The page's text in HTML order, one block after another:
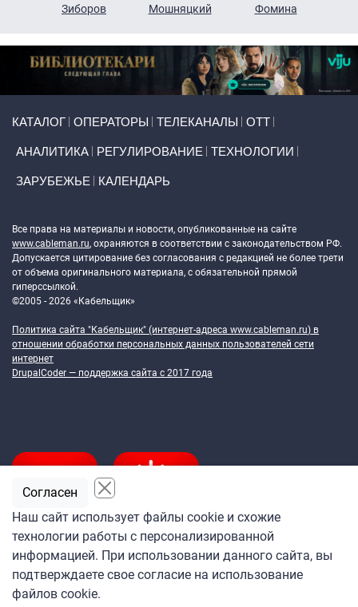
Зиборов
Мошняцкий
Фомина
КАТАЛОГ ОПЕРАТОРЫ ТЕЛЕКАНАЛЫ ОТТ
АНАЛИТИКА РЕГУЛИРОВАНИЕ ТЕХНОЛОГИИ
ЗАРУБЕЖЬЕ КАЛЕНДАРЬ
Все права на материалы и новости, опубликованные на сайте
www.cableman.ru, охраняются в соответствии с законодательством РФ.
Допускается цитирование без согласования с редакцией не более трети
от объема оригинального материала, с обязательной прямой
гиперссылкой.
©2005 - 2026 «Кабельщик»
Политика сайта "Кабельщик" (интернет-адреса www.cableman.ru) в
отношении обработки персональных данных пользователей сети
интернет
DrupalCoder — поддержка сайта c 2017 года
Подпишитесь
на ежедневную рассылку
«Кабельщика»
Наш сайт использует файлы cookie и схожие
технологии работы с персонализированной
информацией. При использовании данного сайта, вы
подтверждаете свое согласие на использование
файлов cookie.
Согласен